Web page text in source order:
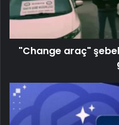
"Change araç"